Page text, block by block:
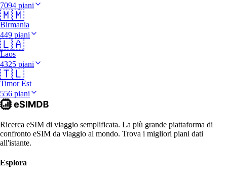
7094 piani
🇲🇲
Birmania
449 piani
🇱🇦
Laos
4325 piani
🇹🇱
Timor Est
556 piani
Ricerca eSIM di viaggio semplificata. La più grande piattaforma di
confronto eSIM da viaggio al mondo. Trova i migliori piani dati
all'istante.
Esplora